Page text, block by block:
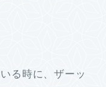
る時に、ザーッ